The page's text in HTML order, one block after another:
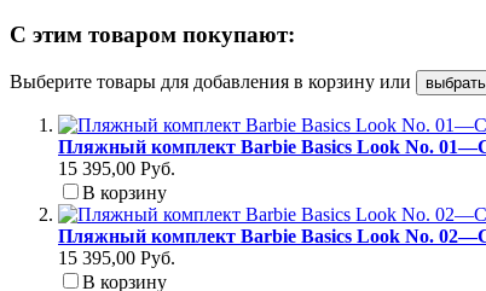
С этим товаром покупают:
Выберите товары для добавления в корзину или
Пляжный комплект Barbie Basics Look No.
15 395,00 Руб.
В корзину
Пляжный комплект Barbie Basics Look No.
15 395,00 Руб.
В корзину